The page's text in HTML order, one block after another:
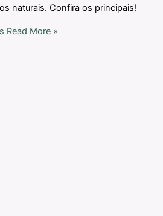
naturais. Confira os principais!
Read More »